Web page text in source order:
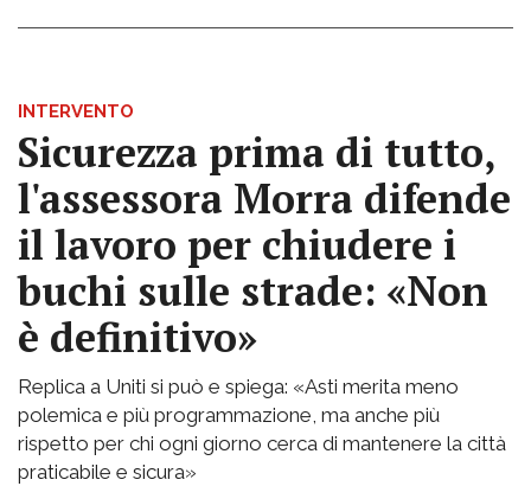
INTERVENTO
Sicurezza prima di tutto,
l'assessora Morra difende
il lavoro per chiudere i
buchi sulle strade: «Non
è definitivo»
Replica a Uniti si può e spiega: «Asti merita meno
polemica e più programmazione, ma anche più
rispetto per chi ogni giorno cerca di mantenere la città
praticabile e sicura»